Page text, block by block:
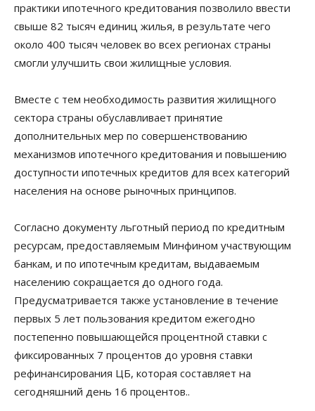
практики ипотечного кредитования позволило ввести
свыше 82 тысяч единиц жилья, в результате чего
около 400 тысяч человек во всех регионах страны
смогли улучшить свои жилищные условия.
Вместе с тем необходимость развития жилищного
сектора страны обуславливает принятие
дополнительных мер по совершенствованию
механизмов ипотечного кредитования и повышению
доступности ипотечных кредитов для всех категорий
населения на основе рыночных принципов.
Согласно документу льготный период по кредитным
ресурсам, предоставляемым Минфином участвующим
банкам, и по ипотечным кредитам, выдаваемым
населению сокращается до одного года.
Предусматривается также установление в течение
первых 5 лет пользования кредитом ежегодно
постепенно повышающейся процентной ставки с
фиксированных 7 процентов до уровня ставки
рефинансирования ЦБ, которая составляет на
сегодняшний день 16 процентов..